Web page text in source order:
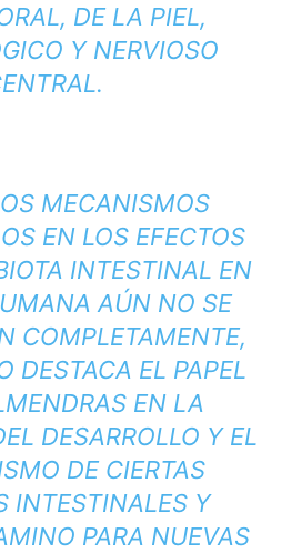
DE LA PIEL,
Y NERVIOSO
MECANISMOS
EN LOS EFECTOS
INTESTINAL EN
AÚN NO SE
COMPLETAMENTE,
DESTACA EL PAPEL
EN LA
DESARROLLO Y EL
DE CIERTAS
INTESTINALES Y
PARA NUEVAS